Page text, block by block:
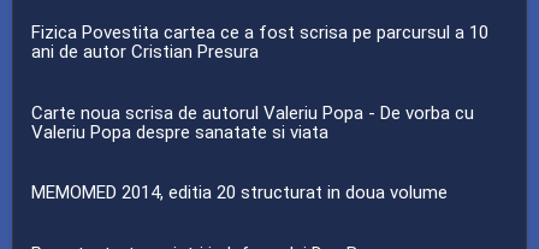
Fizica Povestita cartea ce a fost scrisa pe parcursul a 10
ani de autor Cristian Presura
Carte noua scrisa de autorul Valeriu Popa - De vorba cu
Valeriu Popa despre sanatate si viata
MEMOMED 2014, editia 20 structurat in doua volume